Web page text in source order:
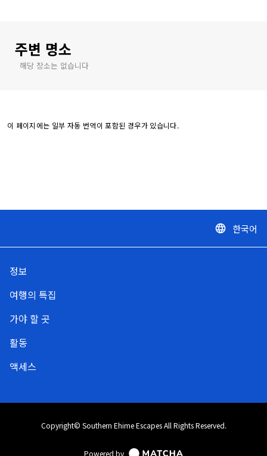
주변 명소
해당 장소는 없습니다
이 페이지에는 일부 자동 번역이 포함된 경우가 있습니다.
language 한국어
정보
여행의 특집
가야 할 곳
활동
액세스
Copyright© Southern Ehime Escapes All Rights Reserved.
Powered by